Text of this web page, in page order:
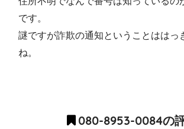
です。
謎ですが詐欺の通知ということははっ
ね。
080-8953-0084の